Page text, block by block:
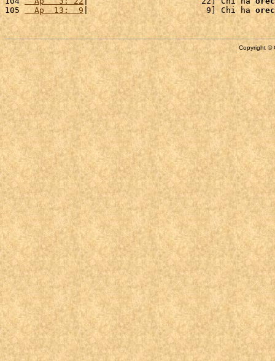
105
  Ap  13:  9
|                        9] Chi ha
Copyright ©